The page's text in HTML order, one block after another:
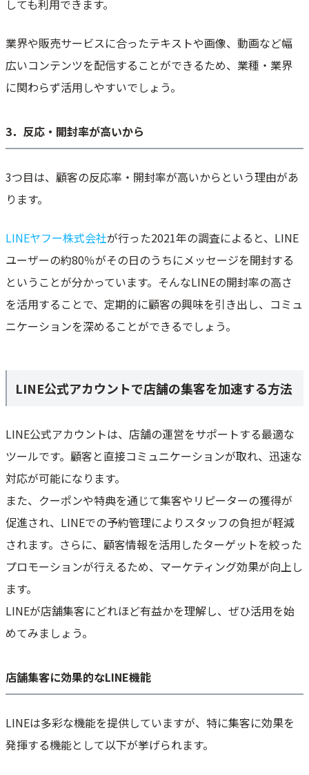
しても利用できます。
業界や販売サービスに合ったテキストや画像、動画など幅
広いコンテンツを配信することができるため、業種・業界
に関わらず活用しやすいでしょう。
3．反応・開封率が高いから
3つ目は、顧客の反応率・開封率が高いからという理由があ
ります。
LINEヤフー株式会社が行った2021年の調査によると、LINE
ユーザーの約80％がその日のうちにメッセージを開封する
ということが分かっています。そんなLINEの開封率の高さ
を活用することで、定期的に顧客の興味を引き出し、コミュ
ニケーションを深めることができるでしょう。
LINE公式アカウントで店舗の集客を加速する方法
LINE公式アカウントは、店舗の運営をサポートする最適な
ツールです。顧客と直接コミュニケーションが取れ、迅速な
対応が可能になります。
また、クーポンや特典を通じて集客やリピーターの獲得が
促進され、LINEでの予約管理によりスタッフの負担が軽減
されます。さらに、顧客情報を活用したターゲットを絞った
プロモーションが行えるため、マーケティング効果が向上し
ます。
LINEが店舗集客にどれほど有益かを理解し、ぜひ活用を始
めてみましょう。
店舗集客に効果的なLINE機能
LINEは多彩な機能を提供していますが、特に集客に効果を
発揮する機能として以下が挙げられます。